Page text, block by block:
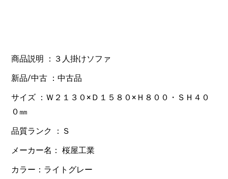
商品説明 ：３人掛けソファ
新品/中古 ：中古品
サイズ ：Ｗ２１３０×Ｄ１５８０×Ｈ８００・ＳＨ４０
０㎜
品質ランク ：Ｓ
メーカー名： 桜屋工業
カラー：ライトグレー